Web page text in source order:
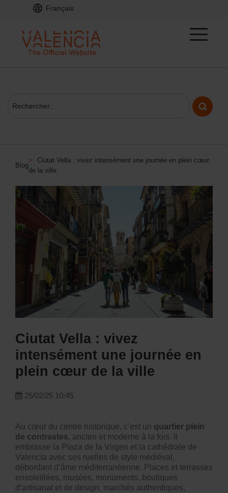
Français
Blog
>
Ciutat Vella : vivez intensément une journée en plein cœur
de la ville
Ciutat Vella : vivez
intensément une journée en
plein cœur de la ville
25/02/25 10:45
Au cœur du centre historique, c’est un quartier plein
de contrastes, ancien et moderne à la fois. Il
embrasse la Plaza de la Virgen et la cathédrale de
Valencia avec ses ruelles de style médiéval,
débordant d’âme méditerranéenne. Places et terrasses
ensoleillées, musées, monuments, boutiques
d’artisanat et de design, marchés authentiques,